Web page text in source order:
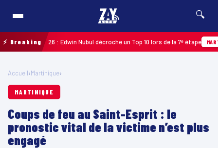
🔍
⚡ Breaking2026 : Edwin Nubul décroche un Top 10 lors de la 7ᵉ étape
Accueil›Martinique›
MARTINIQUE
Coups de feu au Saint-Esprit : le
pronostic vital de la victime n’est plus
engagé